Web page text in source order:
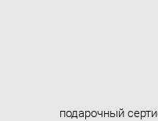
подарочный